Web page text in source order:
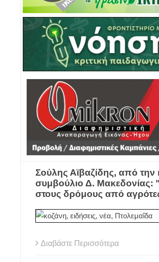
Σούλης Αϊβαζίδης, από την
συμβούλιο Δ. Μακεδονίας:
στους δρόμους από
Διαβάστε Περισσότερα